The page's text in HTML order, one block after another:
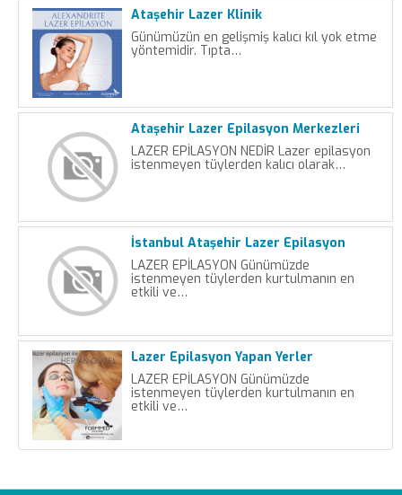
Ataşehir Lazer Klinik
Günümüzün en gelişmiş kalıcı kıl yok etme
yöntemidir. Tıpta…
Ataşehir Lazer Epilasyon Merkezleri
LAZER EPİLASYON NEDİR Lazer epilasyon
istenmeyen tüylerden kalıcı olarak…
İstanbul Ataşehir Lazer Epilasyon
LAZER EPİLASYON Günümüzde
istenmeyen tüylerden kurtulmanın en
etkili ve…
Lazer Epilasyon Yapan Yerler
LAZER EPİLASYON Günümüzde
istenmeyen tüylerden kurtulmanın en
etkili ve…